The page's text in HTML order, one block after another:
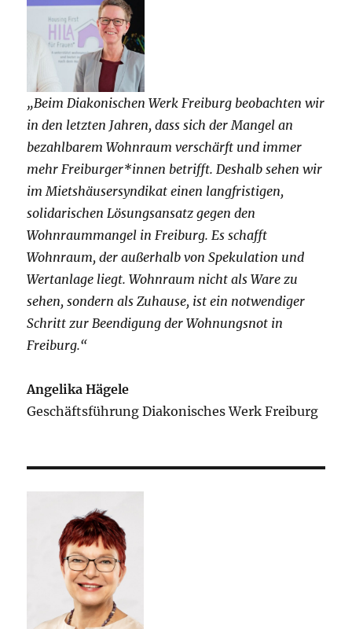
„Beim Diakonischen Werk Freiburg beobachten wir
in den letzten Jahren, dass sich der Mangel an
bezahlbarem Wohnraum verschärft und immer
mehr Freiburger*innen betrifft. Deshalb sehen wir
im Mietshäusersyndikat einen langfristigen,
solidarischen Lösungsansatz gegen den
Wohnraummangel in Freiburg. Es schafft
Wohnraum, der außerhalb von Spekulation und
Wertanlage liegt. Wohnraum nicht als Ware zu
sehen, sondern als Zuhause, ist ein notwendiger
Schritt zur Beendigung der Wohnungsnot in
Freiburg.“
Angelika Hägele
Geschäftsführung Diakonisches Werk Freiburg